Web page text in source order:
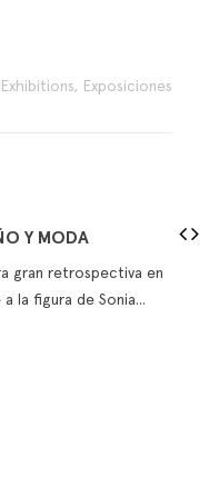
Exhibitions, Exposiciones
Y MODA
gran retrospectiva en
la figura de Sonia...